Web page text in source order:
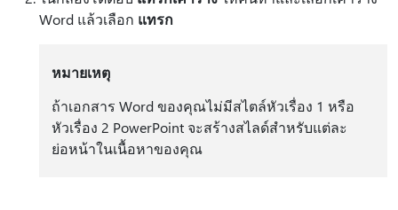
Word แล้วเลือก แทรก
หมายเหตุ
ถ้าเอกสาร Word ของคุณไม่มีสไตล์หัวเรื่อง 1 หรือ
หัวเรื่อง 2 PowerPoint จะสร้างสไลด์สําหรับแต่ละ
ย่อหน้าในเนื้อหาของคุณ